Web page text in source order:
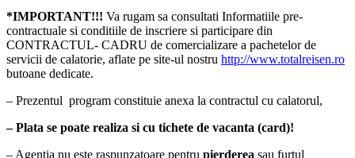
*IMPORTANT!!! Va rugam sa consultati Informatiile pre-
contractuale si conditiile de inscriere si participare din
CONTRACTUL- CADRU de comercializare a pachetelor de
servicii de calatorie, aflate pe site-ul nostru http://www.totalreisen.ro
butoane dedicate.
– Prezentul program constituie anexa la contractul cu calatorul,
– Plata se poate realiza si cu tichete de vacanta (card)!
– Agentia nu este raspunzatoare pentru pierderea sau furtul